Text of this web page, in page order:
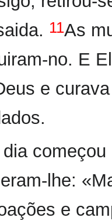
11As
no. E
e
lhe:
e